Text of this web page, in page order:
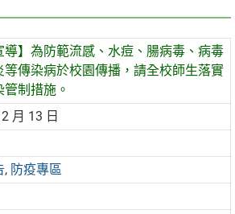
導】為防範流感、水痘、腸病毒、病毒
等傳染病於校園傳播，請全校師生落實
制措施。
月 13 日
, 防疫專區